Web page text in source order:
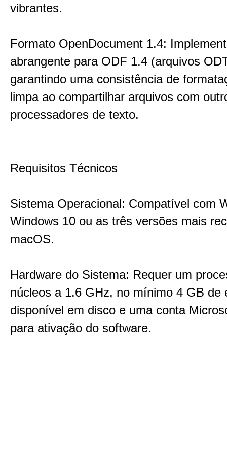
vibrantes.
Formato OpenDocument 1.4:
abrangente para ODF 1.4 (arquivos
garantindo uma consistência de
limpa ao compartilhar arquivos com
processadores de texto.
Requisitos Técnicos
Sistema Operacional: Compatível com
Windows 10 ou as três versões mais
macOS.
Hardware do Sistema: Requer um
núcleos a 1.6 GHz, no mínimo 4 GB de
disponível em disco e uma conta
para ativação do software.